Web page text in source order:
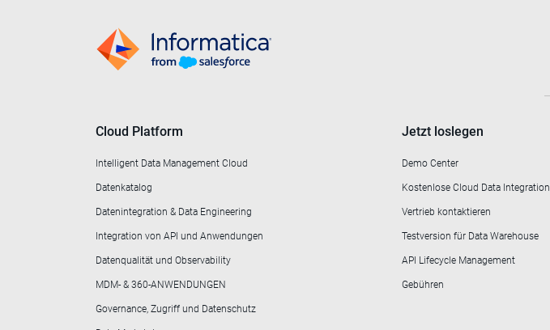
Cloud Platform
Intelligent Data Management Cloud
Datenkatalog
Datenintegration & Data Engineering
Integration von API und Anwendungen
Datenqualität und Observability
MDM- & 360-ANWENDUNGEN
Governance, Zugriff und Datenschutz
Jetzt loslegen
Demo Center
Kostenlose Cloud Data Integration
Vertrieb kontaktieren
Testversion für Data Warehouse
API Lifecycle Management
Gebühren